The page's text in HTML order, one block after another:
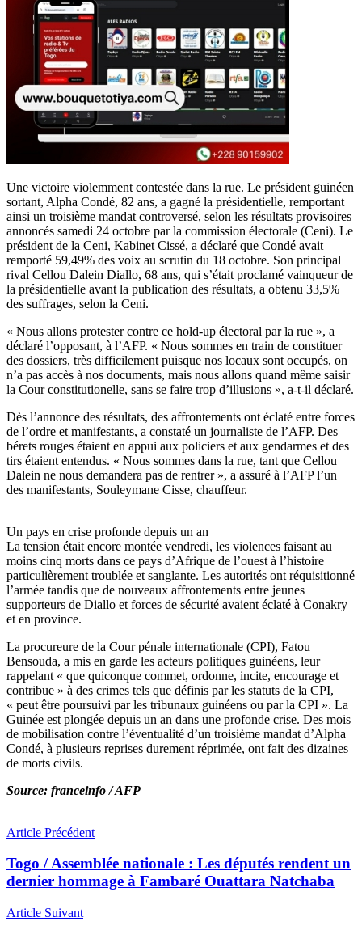
Une victoire violemment contestée dans la rue. Le président guinéen
sortant, Alpha Condé, 82 ans, a gagné la présidentielle, remportant
ainsi un troisième mandat controversé, selon les résultats provisoires
annoncés samedi 24 octobre par la commission électorale (Ceni). Le
président de la Ceni, Kabinet Cissé, a déclaré que Condé avait
remporté 59,49% des voix au scrutin du 18 octobre. Son principal
rival Cellou Dalein Diallo, 68 ans, qui s’était proclamé vainqueur de
la présidentielle avant la publication des résultats, a obtenu 33,5%
des suffrages, selon la Ceni.
« Nous allons protester contre ce hold-up électoral par la rue », a
déclaré l’opposant, à l’AFP. « Nous sommes en train de constituer
des dossiers, très difficilement puisque nos locaux sont occupés, on
n’a pas accès à nos documents, mais nous allons quand même saisir
la Cour constitutionelle, sans se faire trop d’illusions », a-t-il déclaré.
Dès l’annonce des résultats, des affrontements ont éclaté entre forces
de l’ordre et manifestants, a constaté un journaliste de l’AFP. Des
bérets rouges étaient en appui aux policiers et aux gendarmes et des
tirs étaient entendus. « Nous sommes dans la rue, tant que Cellou
Dalein ne nous demandera pas de rentrer », a assuré à l’AFP l’un
des manifestants, Souleymane Cisse, chauffeur.
Un pays en crise profonde depuis un an
La tension était encore montée vendredi, les violences faisant au
moins cinq morts dans ce pays d’Afrique de l’ouest à l’histoire
particulièrement troublée et sanglante. Les autorités ont réquisitionné
l’armée tandis que de nouveaux affrontements entre jeunes
supporteurs de Diallo et forces de sécurité avaient éclaté à Conakry
et en province.
La procureure de la Cour pénale internationale (CPI), Fatou
Bensouda, a mis en garde les acteurs politiques guinéens, leur
rappelant « que quiconque commet, ordonne, incite, encourage et
contribue » à des crimes tels que définis par les statuts de la CPI,
« peut être poursuivi par les tribunaux guinéens ou par la CPI ». La
Guinée est plongée depuis un an dans une profonde crise. Des mois
de mobilisation contre l’éventualité d’un troisième mandat d’Alpha
Condé, à plusieurs reprises durement réprimée, ont fait des dizaines
de morts civils.
Source: franceinfo / AFP
Article Précédent
Togo / Assemblée nationale : Les députés rendent un
dernier hommage à Fambaré Ouattara Natchaba
Article Suivant